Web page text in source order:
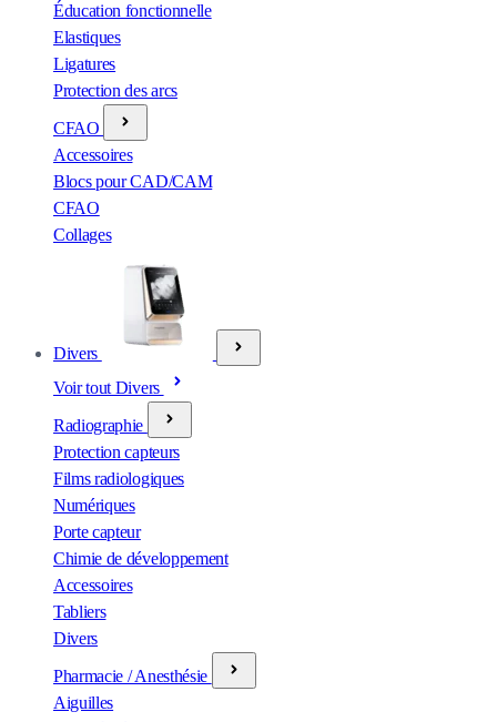
Éducation fonctionnelle
Elastiques
Ligatures
Protection des arcs
CFAO
Accessoires
Blocs pour CAD/CAM
CFAO
Collages
Divers
Voir tout Divers
Radiographie
Protection capteurs
Films radiologiques
Numériques
Porte capteur
Chimie de développement
Accessoires
Tabliers
Divers
Pharmacie / Anesthésie
Aiguilles